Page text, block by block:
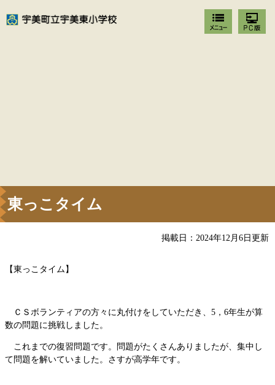
東っこタイム
掲載日：2024年12月6日更新
【東っこタイム】
ＣＳボランティアの方々に丸付けをしていただき、5，6年生が算
数の問題に挑戦しました。
これまでの復習問題です。問題がたくさんありましたが、集中し
て問題を解いていました。さすが高学年です。